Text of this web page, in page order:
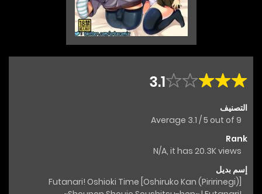
3.1
التصنيف
Average 3.1 /5 out of 9
Rank
N/A, it has 20.3K views
إسم بديل
[Oshiruko Kan (Piririnegi)] Futanari! Oshioki Time